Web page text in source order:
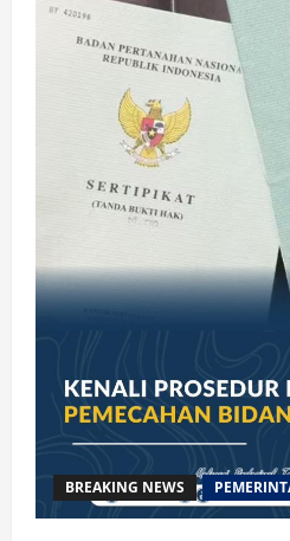
BREAKING NEWS